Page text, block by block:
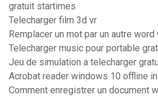
gratuit startimes
Telecharger film 3d vr
Remplacer un mot par un autre
Telecharger music pour portable
Jeu de simulation a telecharger
Acrobat reader windows 10 offline
Comment enregistrer un document